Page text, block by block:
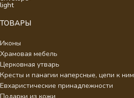
ТОВАРЫ
Иконы
Храмовая мебель
Церковная утварь
Кресты и панагии наперсные, цепи к ним
Евхаристические принадлежности